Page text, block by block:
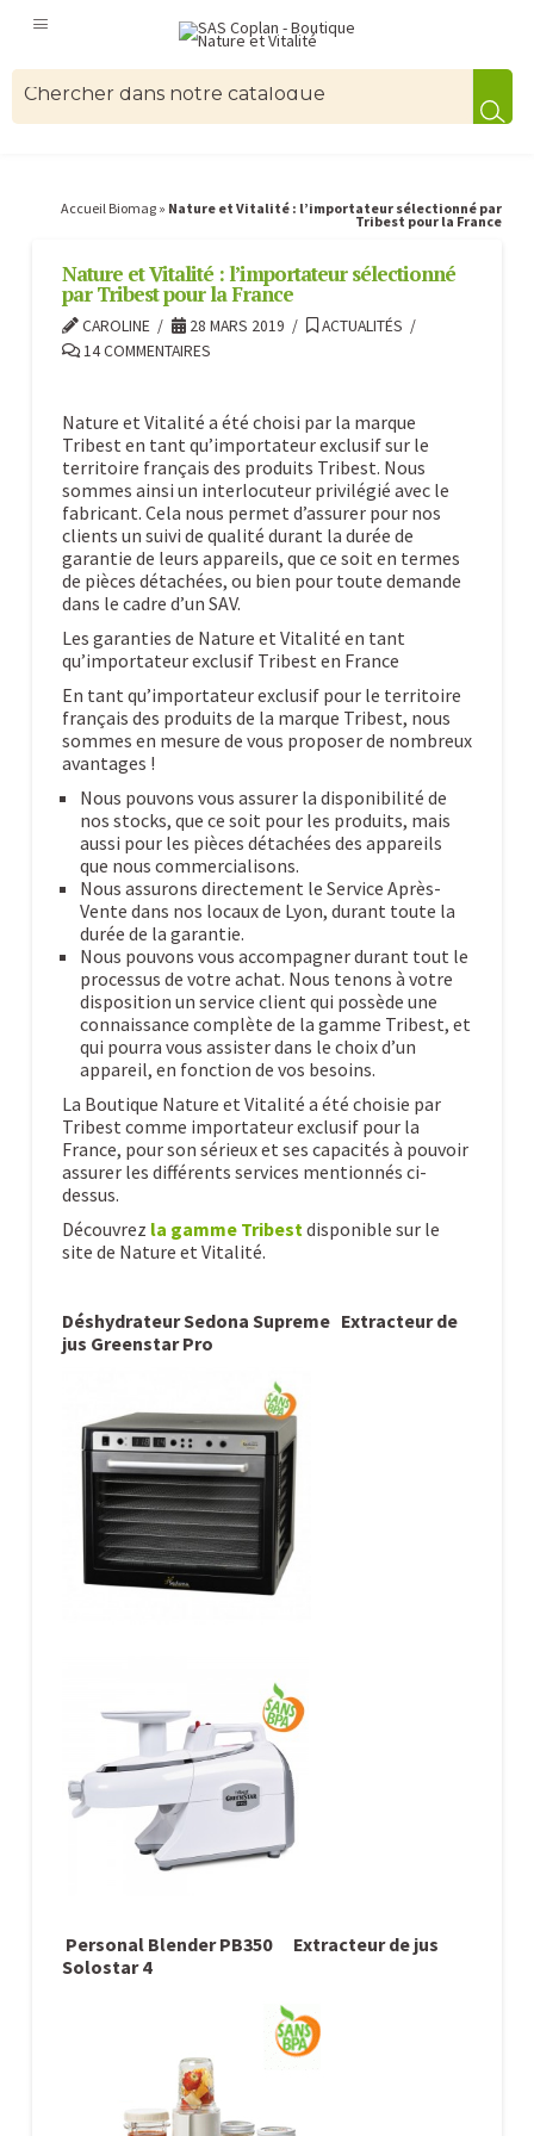
Accueil Biomag » Nature et Vitalité : l’importateur sélectionné par
Tribest pour la France
Nature et Vitalité : l’importateur sélectionné
par Tribest pour la France
CAROLINE 28 MARS 2019
ACTUALITÉS
14 COMMENTAIRES
Nature et Vitalité a été choisi par la marque
Tribest en tant qu’importateur exclusif sur le
territoire français des produits Tribest. Nous
sommes ainsi un interlocuteur privilégié avec le
fabricant. Cela nous permet d’assurer pour nos
clients un suivi de qualité durant la durée de
garantie de leurs appareils, que ce soit en termes
de pièces détachées, ou bien pour toute demande
dans le cadre d’un SAV.
Les garanties de Nature et Vitalité en tant
qu’importateur exclusif Tribest en France
En tant qu’importateur exclusif pour le territoire
français des produits de la marque Tribest, nous
sommes en mesure de vous proposer de nombreux
avantages !
Nous pouvons vous assurer la disponibilité de
nos stocks, que ce soit pour les produits, mais
aussi pour les pièces détachées des appareils
que nous commercialisons.
Nous assurons directement le Service Après-
Vente dans nos locaux de Lyon, durant toute la
durée de la garantie.
Nous pouvons vous accompagner durant tout le
processus de votre achat. Nous tenons à votre
disposition un service client qui possède une
connaissance complète de la gamme Tribest, et
qui pourra vous assister dans le choix d’un
appareil, en fonction de vos besoins.
La Boutique Nature et Vitalité a été choisie par
Tribest comme importateur exclusif pour la
France, pour son sérieux et ses capacités à pouvoir
assurer les différents services mentionnés ci-
dessus.
Découvrez la gamme Tribestdisponible sur le
site de Nature et Vitalité.
Déshydrateur Sedona Supreme Extracteur de
jus Greenstar Pro
Personal Blender PB350 Extracteur de jus
Solostar 4